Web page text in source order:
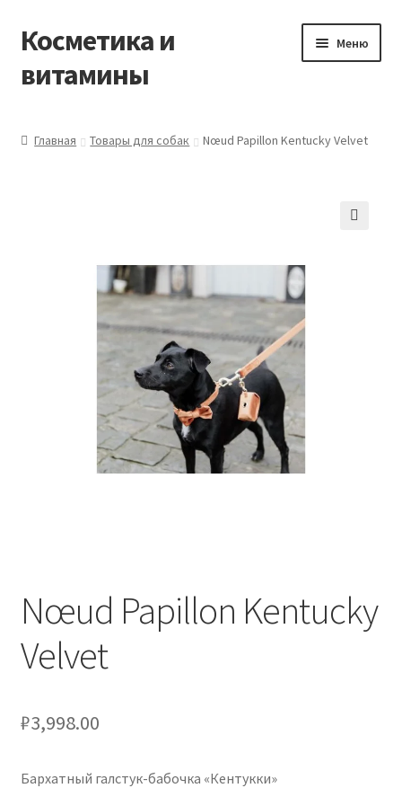
Перейти
к
навигации
Перейти
к
содержимому
Косметика и
витамины
Меню
Мой аккаунт
Оставить отзыв
Оформление заказа
Главная Товары для собак Nœud Papillon Kentucky Velvet
Nœud Papillon Kentucky
Velvet
₽3,998.00
Бархатный галстук-бабочка «Кентукки»